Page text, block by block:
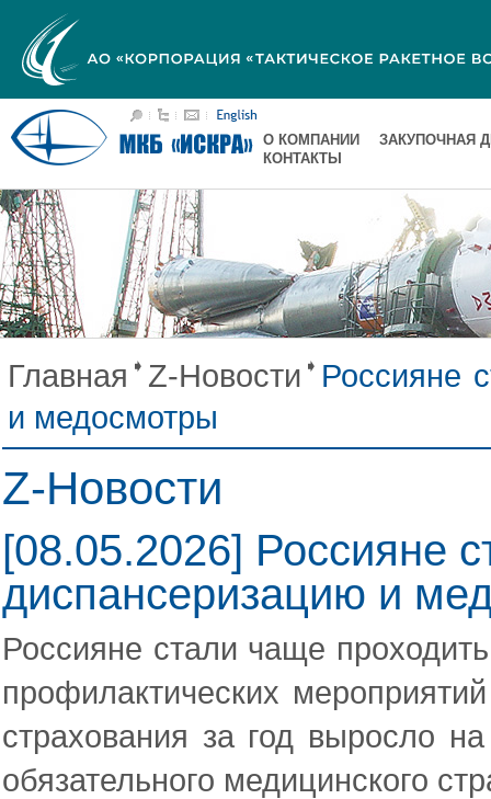
О КОМПАНИИ
ЗАКУПОЧНАЯ
КОНТАКТЫ
Главная Z-Новости
Россияне
и медосмотры
Z-Новости
[08.05.2026] Россияне
диспансеризацию и
Россияне стали чаще
профилактических
страхования за год выросло
обязательного медицинского